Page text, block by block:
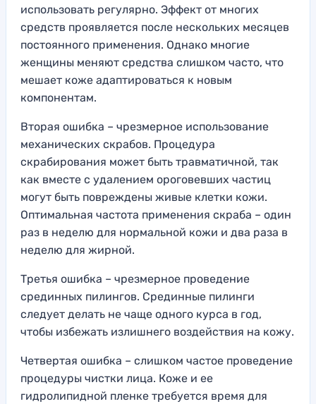
использовать регулярно. Эффект от многих
средств проявляется после нескольких месяцев
постоянного применения. Однако многие
женщины меняют средства слишком часто, что
мешает коже адаптироваться к новым
компонентам.
Вторая ошибка – чрезмерное использование
механических скрабов. Процедура
скрабирования может быть травматичной, так
как вместе с удалением ороговевших частиц
могут быть повреждены живые клетки кожи.
Оптимальная частота применения скраба – один
раз в неделю для нормальной кожи и два раза в
неделю для жирной.
Третья ошибка – чрезмерное проведение
срединных пилингов. Срединные пилинги
следует делать не чаще одного курса в год,
чтобы избежать излишнего воздействия на кожу.
Четвертая ошибка – слишком частое проведение
процедуры чистки лица. Коже и ее
гидролипидной пленке требуется время для